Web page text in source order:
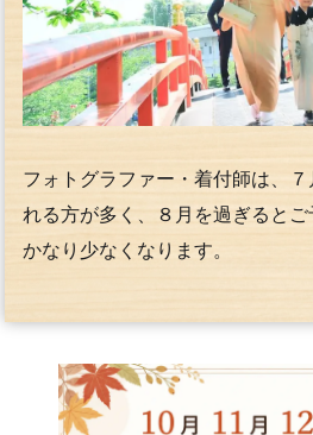
フォトグラファー・着付師は、
れる方が多く、８月を過ぎるとご
かなり少なくなります。